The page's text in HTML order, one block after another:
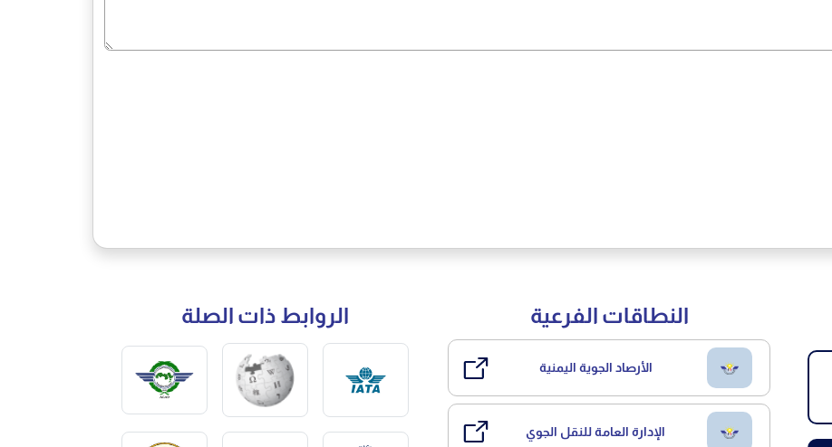
النطاقات الفرعية
الأرصاد الجوية اليمنية
الإدارة العامة للنقل الجوي
الروابط ذات الصلة